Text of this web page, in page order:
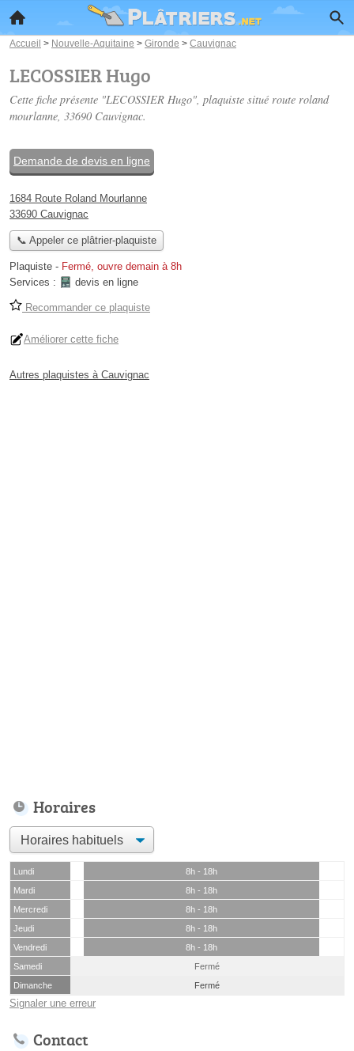
Accueil > Nouvelle-Aquitaine > Gironde > Cauvignac
LECOSSIER Hugo
Cette fiche présente "LECOSSIER Hugo", plaquiste situé route roland
mourlanne, 33690 Cauvignac.
Demande de devis en ligne
1684 Route Roland Mourlanne
33690 Cauvignac
📞 Appeler ce plâtrier-plaquiste
Plaquiste - Fermé, ouvre demain à 8h
Services :
devis en ligne
Recommander ce plaquiste
Améliorer cette fiche
Autres plaquistes à Cauvignac
Horaires
Lundi
8h - 18h
Mardi
8h - 18h
Mercredi
8h - 18h
Jeudi
8h - 18h
Vendredi
8h - 18h
Samedi
Fermé
Dimanche
Fermé
Signaler une erreur
Contact